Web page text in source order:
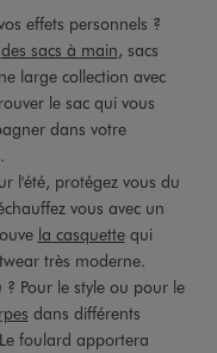
effets personnels ?
des sacs à main, sacs
large collection avec
le sac qui vous
dans votre
l'été, protégez vous du
vous avec un
la casquettequi
très moderne.
Pour le style ou pour le
dans différents
foulard apportera